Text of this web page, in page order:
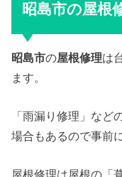
昭島市の屋根
昭島市の屋根修理は
ます。
「雨漏り修理」など
場合もあるので事前
屋根修理は屋根の「